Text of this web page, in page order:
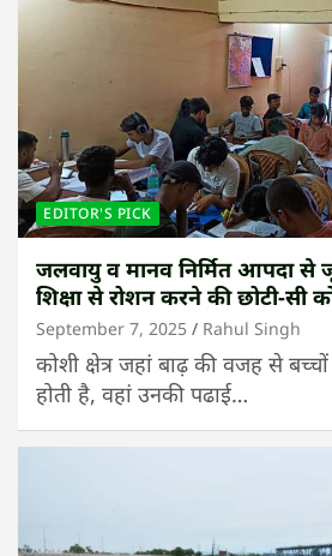
EDITOR'S PICK
जलवायु व मानव निर्मित आपदा से
शिक्षा से रोशन करने की छोटी-सी
September 7, 2025 Rahul Singh
कोशी क्षेत्र जहां बाढ़ की वजह से बच्चों
होती है, वहां उनकी पढाई…